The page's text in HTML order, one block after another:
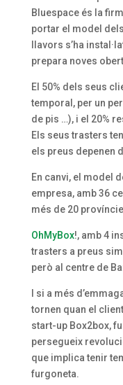
Bluespace és la
portar el model
llavors s’ha
prepara noves
El 50% dels seus
temporal, per un
de pis …), i el 20%
Els seus trasters
els preus depenen
En canvi, el model
empresa, amb 36
més de 20
OhMyBox!, amb 4
trasters a preus
però al centre de
I si a més
tornen quan el
start-up Box2box,
persegueix
que implica tenir
furgoneta.